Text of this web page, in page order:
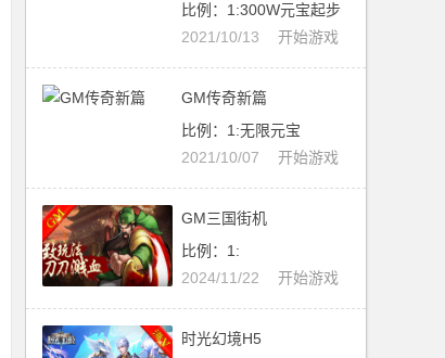
比例：1:300W元宝起步
开始游戏
2021/10/13
GM传奇新篇
比例：1:无限元宝
开始游戏
2021/10/07
GM三国街机
比例：1:
开始游戏
2024/11/22
时光幻境H5